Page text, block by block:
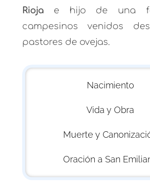
Rioja e hijo de una
campesinos venidos
pastores de ovejas.
Nacimiento
Vida y Obra
Muerte y
Oración a San